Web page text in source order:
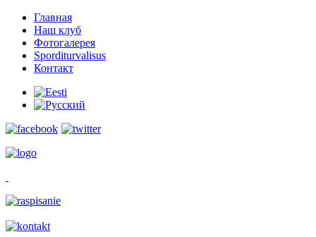
Главная
Наш клуб
Фотогалерея
Sporditurvalisus
Контакт